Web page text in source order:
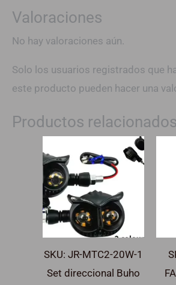
Valoraciones
No hay valoraciones aún.
Solo los usuarios registrados que
este producto pueden hacer una
Productos relacionados
SKU: JR-MTC2-20W-1
Set direccional Buho